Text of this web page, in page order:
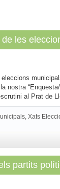
les
nostra
al Prat de
, Xats
partits